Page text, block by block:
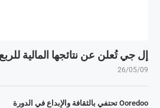
إل جي تُعلن عن نتائجها المالية للربع
26/05/09
Ooredoo تحتفي بالثقافة والإبداع في الدورة